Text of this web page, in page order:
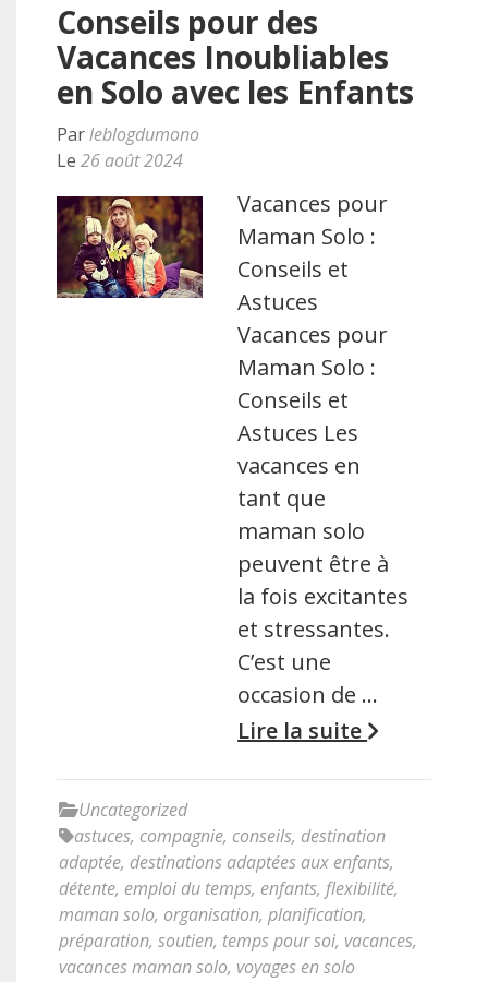
Conseils pour des
Vacances Inoubliables
en Solo avec les Enfants
Parleblogdumono
Le 26 août 2024
Vacances pour
Maman Solo :
Conseils et
Astuces
Vacances pour
Maman Solo :
Conseils et
Astuces Les
vacances en
tant que
maman solo
peuvent être à
la fois excitantes
et stressantes.
C’est une
occasion de …
Lire la suite
Uncategorized
astuces, compagnie, conseils, destination
adaptée, destinations adaptées aux enfants,
détente, emploi du temps, enfants, flexibilité,
maman solo, organisation, planification,
préparation, soutien, temps pour soi, vacances,
vacances maman solo, voyages en solo